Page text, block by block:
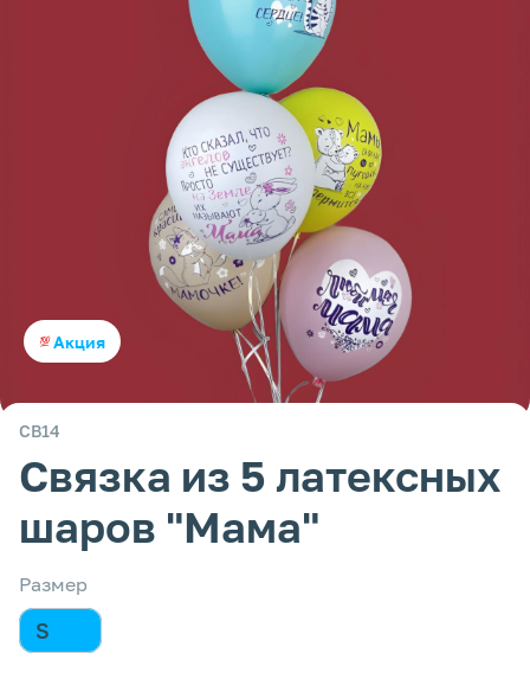
Акция
СВ14
Связка из 5 латексных
шаров "Мама"
Размер
S